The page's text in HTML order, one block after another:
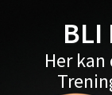
BLI
Her